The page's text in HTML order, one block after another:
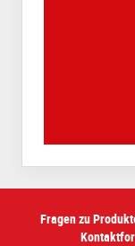
Fragen zu